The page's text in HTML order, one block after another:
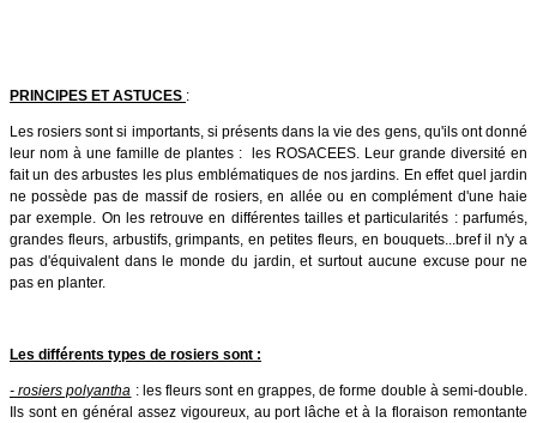
PRINCIPES ET ASTUCES :
Les rosiers sont si importants, si présents dans la vie des gens, qu'ils ont donné
leur nom à une famille de plantes : les ROSACEES. Leur grande diversité en
fait un des arbustes les plus emblématiques de nos jardins. En effet quel jardin
ne possède pas de massif de rosiers, en allée ou en complément d'une haie
par exemple. On les retrouve en différentes tailles et particularités : parfumés,
grandes fleurs, arbustifs, grimpants, en petites fleurs, en bouquets...bref il n'y a
pas d'équivalent dans le monde du jardin, et surtout aucune excuse pour ne
pas en planter.
Les différents types de rosiers sont :
- rosiers polyantha : les fleurs sont en grappes, de forme double à semi-double.
Ils sont en général assez vigoureux, au port lâche et à la floraison remontante